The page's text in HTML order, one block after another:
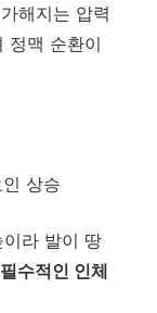
해지는 압력
정맥 순환이
상승
라 발이 땅
필수적인 인체